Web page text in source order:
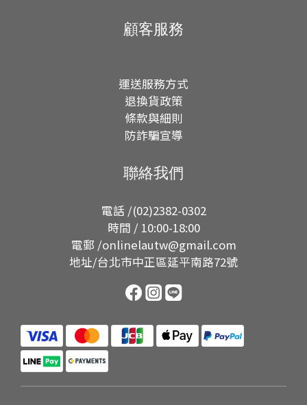
顧客服務
運送服務方式
退換貨政策
條款與細則
防詐騙宣導
聯絡我們
電話 /(02)2382-0302
時間 / 10:00-18:00
電郵 /onlinelautw@gmail.com
地址/台北市中正區延平南路72號